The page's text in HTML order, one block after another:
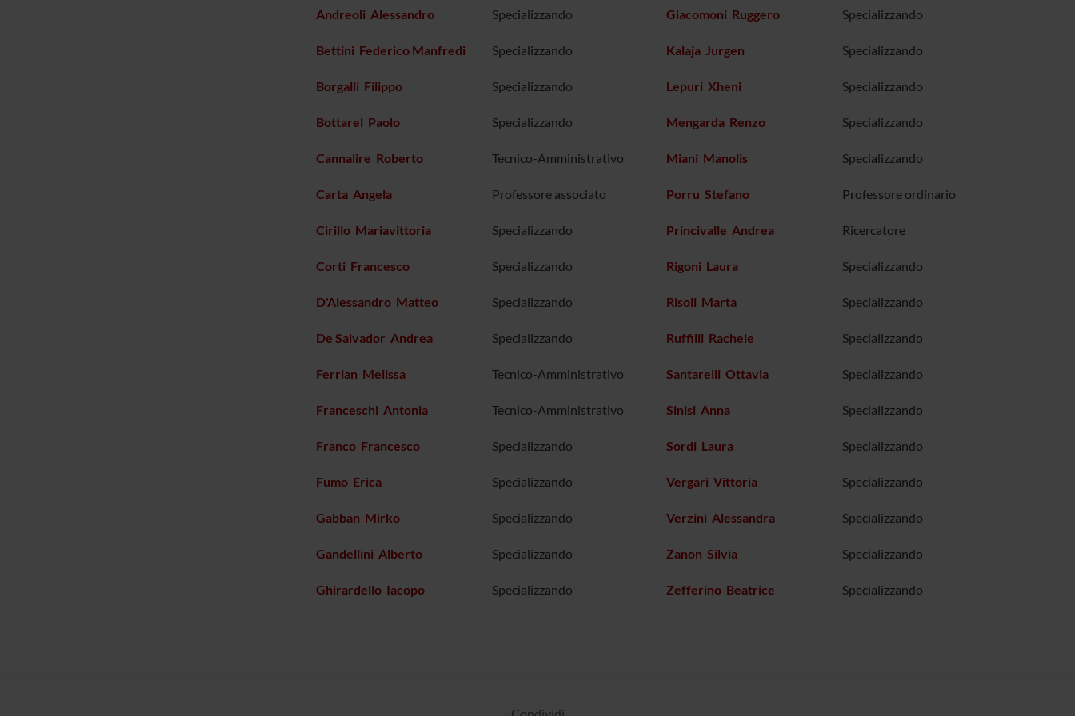
Andreoli Alessandro Specializzando
Bettini Federico Manfredi Specializzando
Borgalli Filippo Specializzando
Bottarel Paolo Specializzando
Cannalire Roberto Tecnico-Amministrativo
Carta Angela Professore associato
Cirillo Mariavittoria Specializzando
Corti Francesco Specializzando
D'Alessandro Matteo Specializzando
De Salvador Andrea Specializzando
Ferrian Melissa Tecnico-Amministrativo
Franceschi Antonia Tecnico-Amministrativo
Franco Francesco Specializzando
Fumo Erica Specializzando
Gabban Mirko Specializzando
Gandellini Alberto Specializzando
Ghirardello Iacopo Specializzando
Giacomoni Ruggero Specializzando
Kalaja Jurgen Specializzando
Lepuri Xheni Specializzando
Mengarda Renzo Specializzando
Miani Manolis Specializzando
Porru Stefano Professore ordinario
Princivalle Andrea Ricercatore
Rigoni Laura Specializzando
Risoli Marta Specializzando
Ruffilli Rachele Specializzando
Santarelli Ottavia Specializzando
Sinisi Anna Specializzando
Sordi Laura Specializzando
Vergari Vittoria Specializzando
Verzini Alessandra Specializzando
Zanon Silvia Specializzando
Zefferino Beatrice Specializzando